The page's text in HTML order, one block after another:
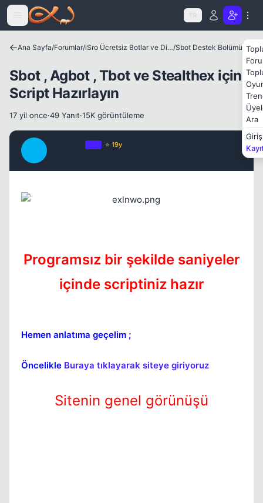
Icerige atla
TR
Ara
Giriş
Ana Sayfa/Forumlar/ iSro Ücretsiz Botlar ve Diğer Programlar/Sbot Destek Bölümü
Sbot , Agbot , Tbot ve Stealthex için
Script Hazırlayın
17 yil once·49 Yanıt·15K görüntüleme
⭐ 19y
Programsız bir şekilde saniyeler
içinde scriptiniz hazır
Hemen anlatıma geçelim ;
Öncelikle Buraya tıklayarak siteye giriyoruz
Sitenin genel görünüşü
Kapat